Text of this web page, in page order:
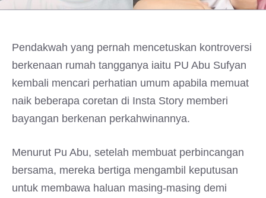
Pendakwah yang pernah mencetuskan kontroversi
berkenaan rumah tangganya iaitu PU Abu Sufyan
kembali mencari perhatian umum apabila memuat
naik beberapa coretan di Insta Story memberi
bayangan berkenan perkahwinannya.
Menurut Pu Abu, setelah membuat perbincangan
bersama, mereka bertiga mengambil keputusan
untuk membawa haluan masing-masing demi